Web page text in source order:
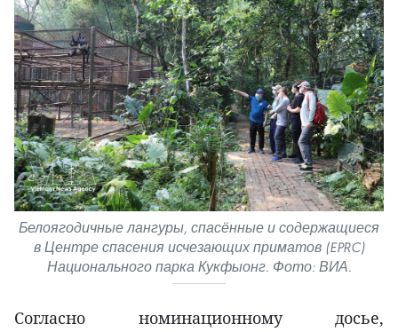
Белоягодичные лангуры, спасённые и содержащиеся
в Центре спасения исчезающих приматов (EPRC)
Национального парка Кукфыонг. Фото: ВИА.
Согласно номинационному досье,